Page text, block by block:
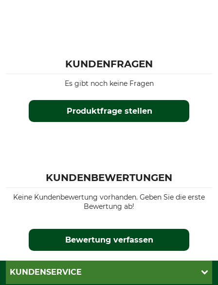
KUNDENFRAGEN
Produktfrage stellen
Es gibt noch keine Fragen
KUNDENBEWERTUNGEN
Keine Kundenbewertung vorhanden. Geben Sie die erste
Bewertung ab!
Bewertung verfassen
KUNDENSERVICE